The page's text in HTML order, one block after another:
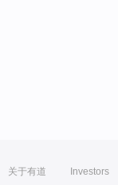
关于有道 Investors